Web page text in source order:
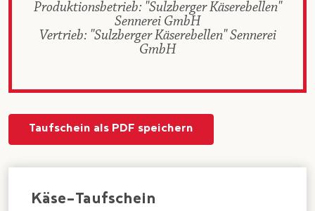
Produktionsbetrieb: "Sulzberger Käserebellen"
Sennerei GmbH
Vertrieb: "Sulzberger Käserebellen" Sennerei
GmbH
Taufschein als PDF speichern
Käse-Taufschein